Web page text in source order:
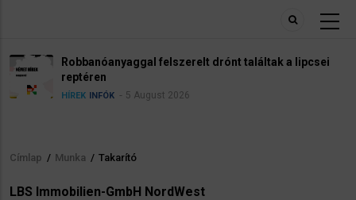
Robbanóanyaggal felszerelt drónt találtak a lipcsei
reptéren
HÍREK INFÓK 5 August 2026
Morzsa
Címlap / Munka / Takarító
LBS Immobilien-GmbH NordWest